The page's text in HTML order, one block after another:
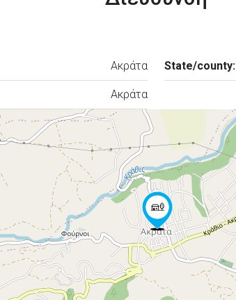
Ακράτα State/county:
Ακράτα